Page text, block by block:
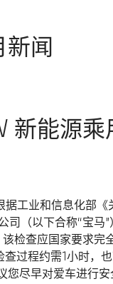
闻
新能源乘
据工业和信息化部
司（以下合称“宝
检查应国家要求
过程约需1小时，
您尽早对爱车进行